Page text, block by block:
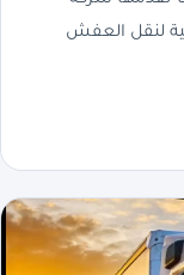
لنقل العفش